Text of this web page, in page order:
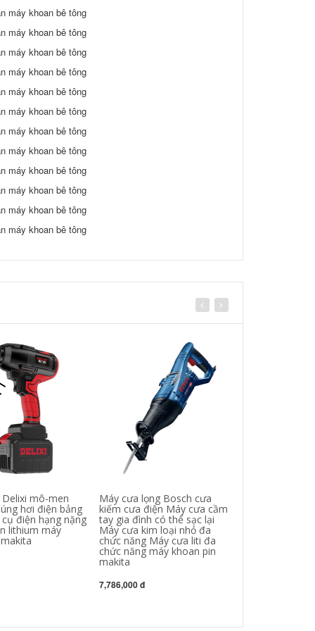
mô-men
hơi điện bảng
điện hạng nặng
lithium máy
Máy cưa lọng Bosch cưa
kiếm cưa điện Máy cưa cầm
tay gia đình có thể sạc lại
Máy cưa kim loại nhỏ đa
chức năng Máy cưa liti đa
chức năng máy khoan pin
makita
7,786,000 đ